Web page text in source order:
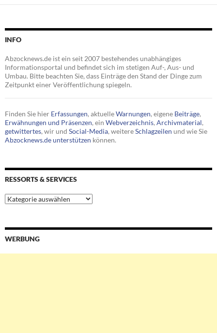
INFO
Abzocknews.de ist ein seit 2007 bestehendes unabhängiges
Informationsportal und befindet sich im stetigen Auf-, Aus- und
Umbau. Bitte beachten Sie, dass Einträge den Stand der Dinge zum
Zeitpunkt einer Veröffentlichung spiegeln.
Finden Sie hier Erfassungen, aktuelleWarnungen, eigene Beiträge,
Erwähnungen und Präsenzen, ein Webverzeichnis, Archivmaterial,
getwittertes, wir und Social-Media, weitereSchlagzeilen und wie Sie
Abzocknews.de unterstützen können.
RESSORTS & SERVICES
Ressorts
&
WERBUNG